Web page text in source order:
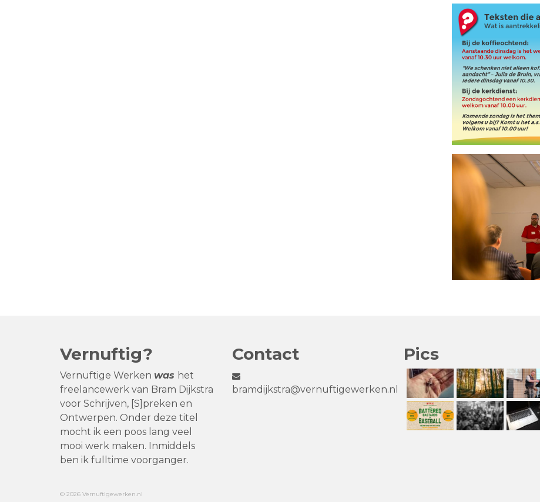
Vernuftig?
Vernuftige Werken was het
freelancewerk van Bram Dijkstra
voor Schrijven, [S]preken en
Ontwerpen. Onder deze titel
mocht ik een poos lang veel
mooi werk maken. Inmiddels
ben ik fulltime voorganger.
Contact
bramdijkstra@vernuftigewerken.nl
Pics
© 2026 Vernuftigewerken.nl